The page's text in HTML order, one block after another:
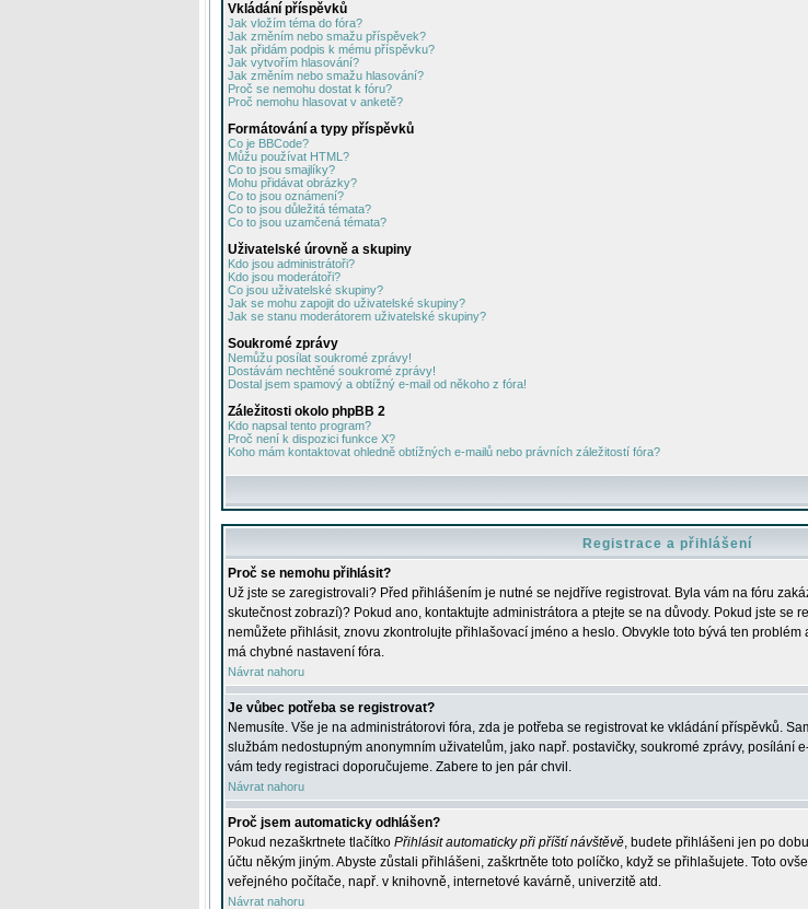
Vkládání příspěvků
Jak vložím téma do fóra?
Jak změním nebo smažu příspěvek?
Jak přidám podpis k mému příspěvku?
Jak vytvořím hlasování?
Jak změním nebo smažu hlasování?
Proč se nemohu dostat k fóru?
Proč nemohu hlasovat v anketě?
Formátování a typy příspěvků
Co je BBCode?
Můžu používat HTML?
Co to jsou smajlíky?
Mohu přidávat obrázky?
Co to jsou oznámení?
Co to jsou důležitá témata?
Co to jsou uzamčená témata?
Uživatelské úrovně a skupiny
Kdo jsou administrátoři?
Kdo jsou moderátoři?
Co jsou uživatelské skupiny?
Jak se mohu zapojit do uživatelské skupiny?
Jak se stanu moderátorem uživatelské skupiny?
Soukromé zprávy
Nemůžu posílat soukromé zprávy!
Dostávám nechtěné soukromé zprávy!
Dostal jsem spamový a obtížný e-mail od někoho z fóra!
Záležitosti okolo phpBB 2
Kdo napsal tento program?
Proč není k dispozici funkce X?
Koho mám kontaktovat ohledně obtížných e-mailů nebo právních záležitostí fóra?
Registrace a přihlášení
Proč se nemohu přihlásit?
Už jste se zaregistrovali? Před přihlášením je nutné se nejdříve registrovat. Byla vám na fóru
skutečnost zobrazí)? Pokud ano, kontaktujte administrátora a ptejte se na důvody. Pokud jste se
nemůžete přihlásit, znovu zkontrolujte přihlašovací jméno a heslo. Obvykle toto bývá ten
má chybné nastavení fóra.
Návrat nahoru
Je vůbec potřeba se registrovat?
Nemusíte. Vše je na administrátorovi fóra, zda je potřeba se registrovat ke vkládání příspěvků.
službám nedostupným anonymním uživatelům, jako např. postavičky, soukromé zprávy, posílání
vám tedy registraci doporučujeme. Zabere to jen pár chvil.
Návrat nahoru
Proč jsem automaticky odhlášen?
Pokud nezaškrtnete tlačítko Přihlásit automaticky při příští návštěvě, budete přihlášeni jen po
účtu někým jiným. Abyste zůstali přihlášeni, zaškrtněte toto políčko, když se přihlašujete. Toto
veřejného počítače, např. v knihovně, internetové kavárně, univerzitě atd.
Návrat nahoru